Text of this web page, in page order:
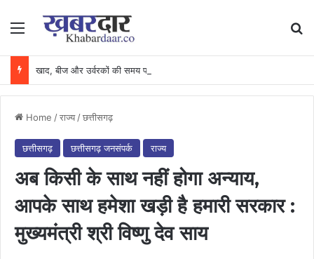
Menu
Home /राज्य /छत्तीसगढ़
छत्तीसगढ़ छत्तीसगढ़ जनसंपर्क राज्य
अब किसी के साथ नहीं होगा अन्याय,
आपके साथ हमेशा खड़ी है हमारी सरकार :
मुख्यमंत्री श्री विष्णु देव साय